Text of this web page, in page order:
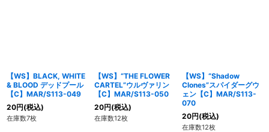
【WS】BLACK, WHITE
& BLOOD デッドプール
【C】MAR/S113-049
20円(税込)
在庫数7枚
【WS】“THE FLOWER
CARTEL”ウルヴァリン
【C】MAR/S113-050
20円(税込)
在庫数12枚
【WS】“Shadow
Clones”スパイダーグウ
ェン【C】MAR/S113-
070
20円(税込)
在庫数12枚